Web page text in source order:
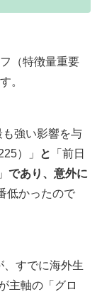
（特徴量重要
。
強い影響を与
）」
と
「前日
であり、意外に
低かったので
、すでに海外生
主軸の「グロ